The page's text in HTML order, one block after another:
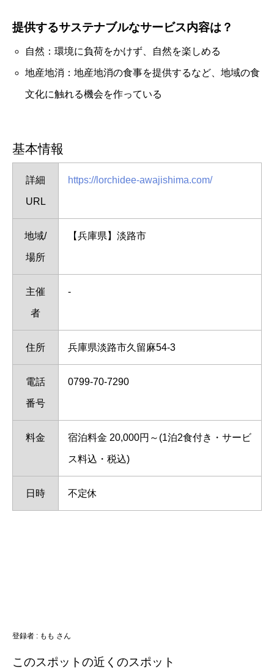
提供するサステナブルなサービス内容は？
自然：環境に負荷をかけず、自然を楽しめる
地産地消：地産地消の食事を提供するなど、地域の食
文化に触れる機会を作っている
基本情報
詳細
URL
https://lorchidee-awajishima.com/
地域/
場所
【兵庫県】淡路市
主催
者
-
住所 兵庫県淡路市久留麻54-3
電話
番号
0799-70-7290
料金 宿泊料金 20,000円～(1泊2食付き・サービ
ス料込・税込)
日時 不定休
登録者 : もも さん
このスポットの近くのスポット